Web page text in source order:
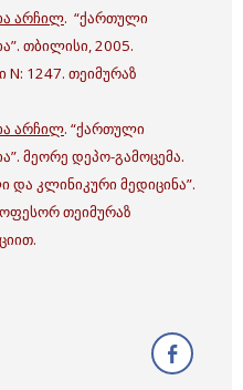
არჩილ. “ქართული
თბილისი, 2005.
N: 1247. თეიმურაზ
არჩილ. “ქართული
მეორე დეპო-გამოცემა.
და კლინიკური მედიცინა”.
თეიმურაზ